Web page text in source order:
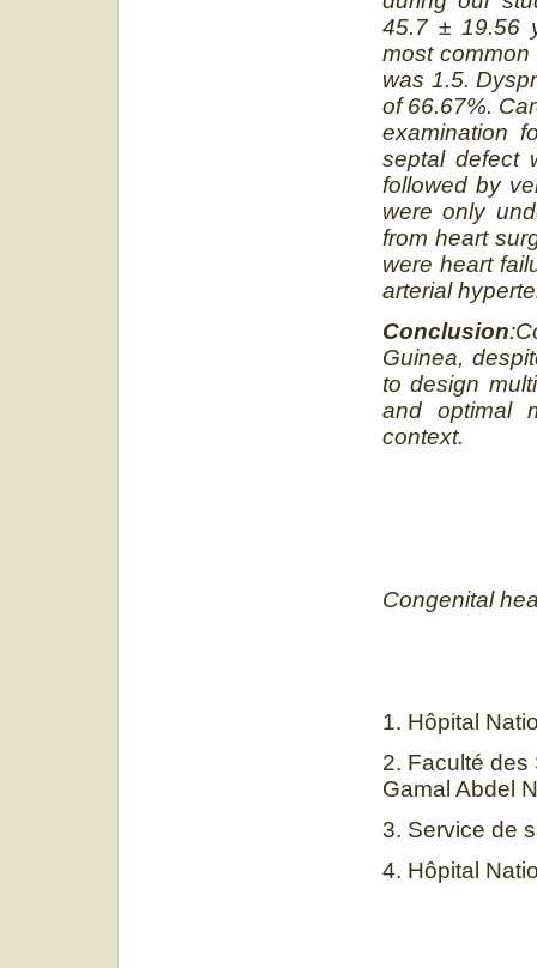
45.7 ± 19.56
most
was 1.5.
of 66.67%.
examination
septal defect
followed by
were only
from heart
were heart
arterial
Conclusion
Guinea,
to design
and optimal
context.
Congenital
1. Hôpital
2. Faculté des
Gamal Abdel
3. Service de
4. Hôpital